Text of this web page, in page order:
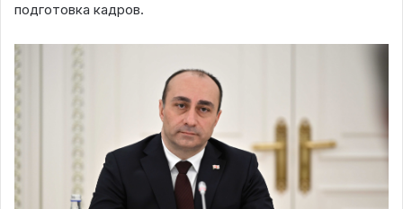
подготовка кадров.